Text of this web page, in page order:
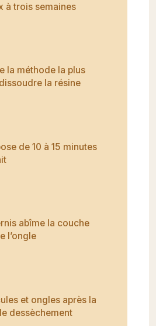
à trois semaines
la méthode la plus
la résine
de 10 à 15 minutes
abîme la couche
l’ongle
et ongles après la
dessèchement